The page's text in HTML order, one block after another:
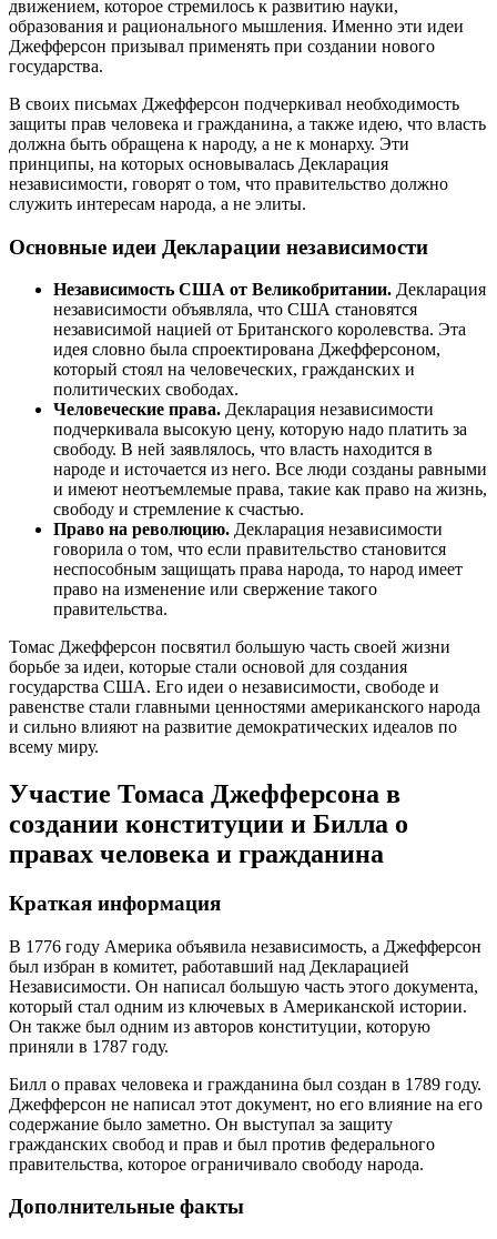
движением, которое стремилось к развитию науки,
образования и рационального мышления. Именно эти идеи
Джефферсон призывал применять при создании нового
государства.
В своих письмах Джефферсон подчеркивал необходимость
защиты прав человека и гражданина, а также идею, что власть
должна быть обращена к народу, а не к монарху. Эти
принципы, на которых основывалась Декларация
независимости, говорят о том, что правительство должно
служить интересам народа, а не элиты.
Основные идеи Декларации независимости
Независимость США от Великобритании. Декларация
независимости объявляла, что США становятся
независимой нацией от Британского королевства. Эта
идея словно была спроектирована Джефферсоном,
который стоял на человеческих, гражданских и
политических свободах.
Человеческие права. Декларация независимости
подчеркивала высокую цену, которую надо платить за
свободу. В ней заявлялось, что власть находится в
народе и источается из него. Все люди созданы равными
и имеют неотъемлемые права, такие как право на жизнь,
свободу и стремление к счастью.
Право на революцию. Декларация независимости
говорила о том, что если правительство становится
неспособным защищать права народа, то народ имеет
право на изменение или свержение такого
правительства.
Томас Джефферсон посвятил большую часть своей жизни
борьбе за идеи, которые стали основой для создания
государства США. Его идеи о независимости, свободе и
равенстве стали главными ценностями американского народа
и сильно влияют на развитие демократических идеалов по
всему миру.
Участие Томаса Джефферсона в
создании конституции и Билла о
правах человека и гражданина
Краткая информация
В 1776 году Америка объявила независимость, а Джефферсон
был избран в комитет, работавший над Декларацией
Независимости. Он написал большую часть этого документа,
который стал одним из ключевых в Американской истории.
Он также был одним из авторов конституции, которую
приняли в 1787 году.
Билл о правах человека и гражданина был создан в 1789 году.
Джефферсон не написал этот документ, но его влияние на его
содержание было заметно. Он выступал за защиту
гражданских свобод и прав и был против федерального
правительства, которое ограничивало свободу народа.
Дополнительные факты